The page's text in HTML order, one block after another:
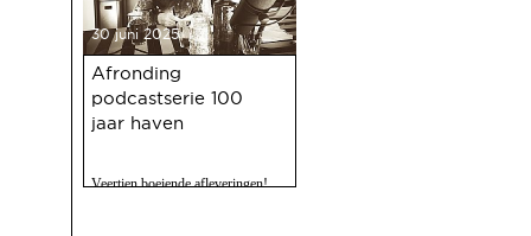
30 juni 2025
Afronding
podcastserie 100
jaar haven
Veertien boeiende afleveringen!